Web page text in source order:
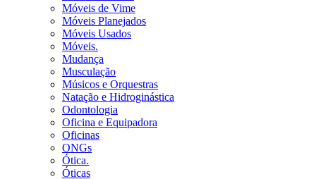
Móveis de Vime
Móveis Planejados
Móveis Usados
Móveis.
Mudança
Musculação
Músicos e Orquestras
Natação e Hidroginástica
Odontologia
Oficina e Equipadora
Oficinas
ONGs
Ótica.
Óticas